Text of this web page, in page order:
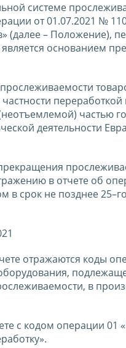
системе
от 01.07.2021 №
– Положение),
основанием
частью
деятельности
в отчете об
срок не позднее
отражаются коды
в
с кодом операции 01